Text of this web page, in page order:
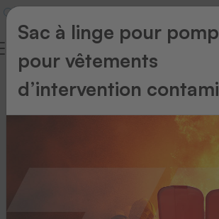
Retour
Sac à linge pour
pour vêtements
d’intervention